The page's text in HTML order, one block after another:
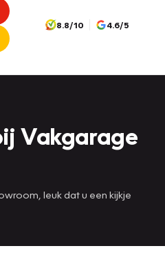
8.8/10 4.6/5
Vakgarage
leuk dat u een kijkje